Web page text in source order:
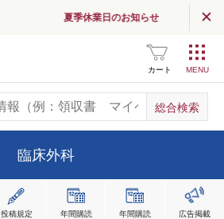
夏季休業日のお知らせ
カート
臨床外科
投稿規定 年間購読
年間購読
広告掲載